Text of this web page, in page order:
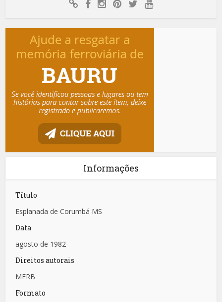
Informações
Título
Esplanada de Corumbá MS
Data
agosto de 1982
Direitos autorais
MFRB
Formato